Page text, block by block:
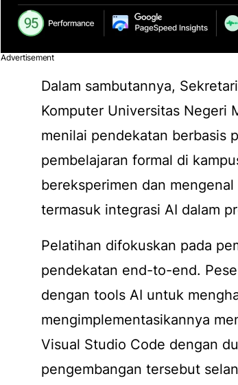
Advertisement
Dalam sambutannya,
Komputer Universitas Negeri
menilai pendekatan berbasis
pembelajaran formal di
bereksperimen dan mengenal
termasuk integrasi AI dalam
Pelatihan difokuskan pada
pendekatan end-to-end.
dengan tools AI untuk
mengimplementasikannya
Visual Studio Code dengan
pengembangan tersebut